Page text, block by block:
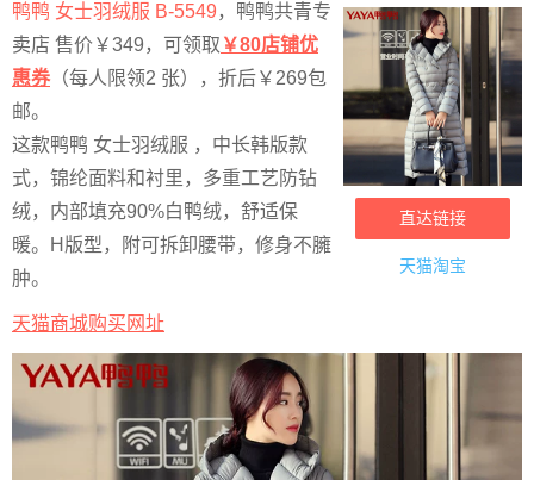
直达链接
天猫淘宝
鸭鸭 女士羽绒服 B-5549 ，鸭鸭共青专
卖店 售价￥349，可领取 ￥80店铺优
惠券（每人限领2 张），折后￥269包
邮。
这款鸭鸭 女士羽绒服 ，中长韩版款
式，锦纶面料和衬里，多重工艺防钻
绒，内部填充90%白鸭绒，舒适保
暖。H版型，附可拆卸腰带，修身不臃
肿。
天猫商城购买网址